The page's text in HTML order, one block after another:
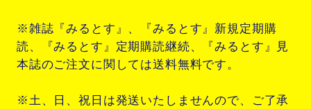
※雑誌『みるとす』、『みるとす』新規定期購
読、『みるとす』定期購読継続、『みるとす』見
本誌のご注文に関しては送料無料です。
※土、日、祝日は発送いたしませんので、ご了承